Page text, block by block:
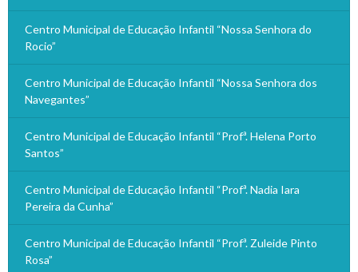
Centro Municipal de Educação Infantil “Nossa Senhora do
Rocio”
Centro Municipal de Educação Infantil “Nossa Senhora dos
Navegantes”
Centro Municipal de Educação Infantil “Profª. Helena Porto
Santos”
Centro Municipal de Educação Infantil “Profª. Nadia Iara
Pereira da Cunha”
Centro Municipal de Educação Infantil “Profª. Zuleide Pinto
Rosa”